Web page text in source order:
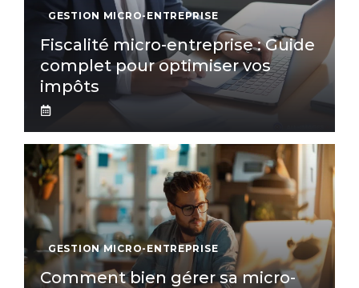
GESTION MICRO-ENTREPRISE
Fiscalité micro-entreprise : Guide
complet pour optimiser vos
impôts
GESTION MICRO-ENTREPRISE
Comment bien gérer sa micro-